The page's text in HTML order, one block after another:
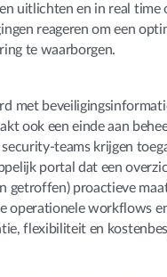
uitlichten en in real time
reageren om een
te waarborgen.
met
ook een einde aan
teams krijgen
portal dat een
getroffen) proactieve
operationele workflows
flexibiliteit en